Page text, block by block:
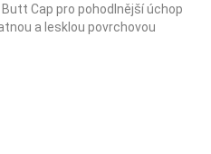
Cap pro pohodlnější úchop
a lesklou povrchovou